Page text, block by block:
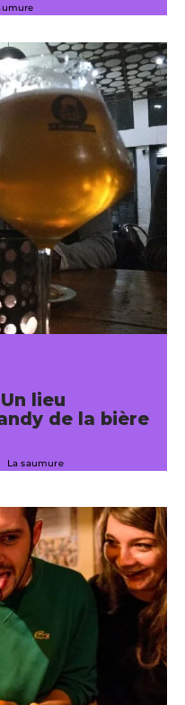
lieu
de la bière
La saumure